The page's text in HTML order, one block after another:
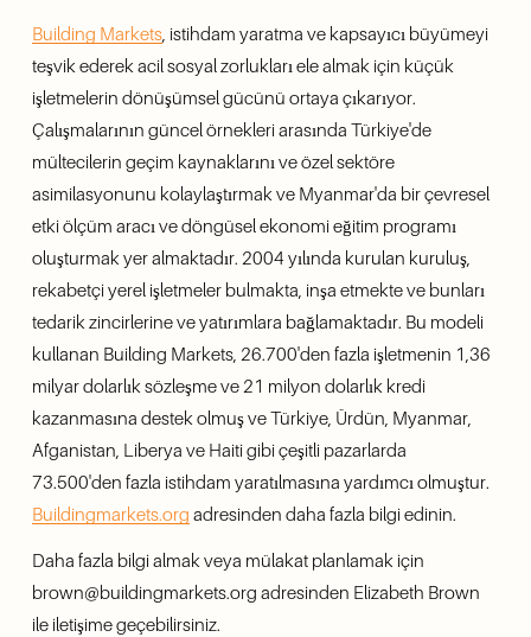
Building Markets, istihdam yaratma ve kapsayıcı büyümeyi
teşvik ederek acil sosyal zorlukları ele almak için küçük
işletmelerin dönüşümsel gücünü ortaya çıkarıyor.
Çalışmalarının güncel örnekleri arasında Türkiye'de
mültecilerin geçim kaynaklarını ve özel sektöre
asimilasyonunu kolaylaştırmak ve Myanmar'da bir çevresel
etki ölçüm aracı ve döngüsel ekonomi eğitim programı
oluşturmak yer almaktadır. 2004 yılında kurulan kuruluş,
rekabetçi yerel işletmeler bulmakta, inşa etmekte ve bunları
tedarik zincirlerine ve yatırımlara bağlamaktadır. Bu modeli
kullanan Building Markets, 26.700'den fazla işletmenin 1,36
milyar dolarlık sözleşme ve 21 milyon dolarlık kredi
kazanmasına destek olmuş ve Türkiye, Ürdün, Myanmar,
Afganistan, Liberya ve Haiti gibi çeşitli pazarlarda
Buildingmarkets.org adresinden daha fazla bilgi edinin.
Daha fazla bilgi almak veya mülakat planlamak için
brown@buildingmarkets.org adresinden Elizabeth Brown
ile iletişime geçebilirsiniz.